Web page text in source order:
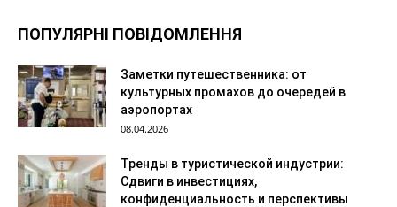
ПОПУЛЯРНІ ПОВІДОМЛЕННЯ
Заметки путешественника: от
культурных промахов до очередей в
аэропортах
08.04.2026
Тренды в туристической индустрии:
Сдвиги в инвестициях,
конфиденциальность и перспективы